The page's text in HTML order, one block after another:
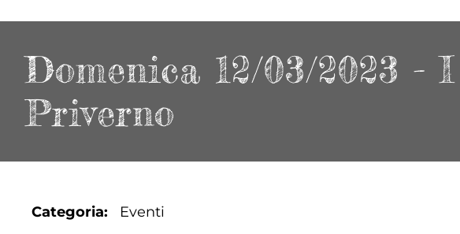
Domenica 12/03/2023 -
Priverno
Categoria Eventi